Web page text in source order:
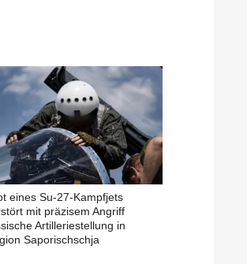
eines Su-27-Kampfjets
mit präzisem Angriff
Artilleriestellung in
Saporischschja